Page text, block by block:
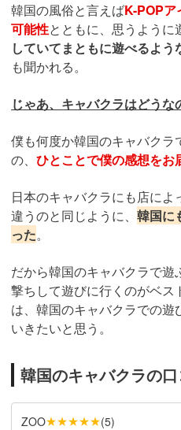
韓国の風俗と言えばK-POPア
可能性とともに、思うように
していてまともに遊べるよう
も聞かれる。
じゃあ、キャバクラはどうな
僕も何度か韓国のキャバク
の、 ひとことで僕の感想をお
日本のキャバクラにも店に
違うのと同じように、 韓国に
った。
だから韓国のキャバクラで
撃ちして遊びに行くのがベ
は、韓国のキャバクラでの
いきたいと思う。
韓国のキャバクラの口
ZOO★★★★★(5)